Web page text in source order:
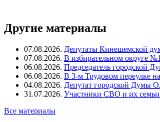
Другие материалы
07.08.2026. Депутаты Кинешемской
07.08.2026. В избирательном округе
06.08.2026. Председатель городской
06.08.2026. В 3-м Трудовом переулке
04.08.2026. Депутат городской Думы
31.07.2026. Участники СВО и их семьи
Все материалы